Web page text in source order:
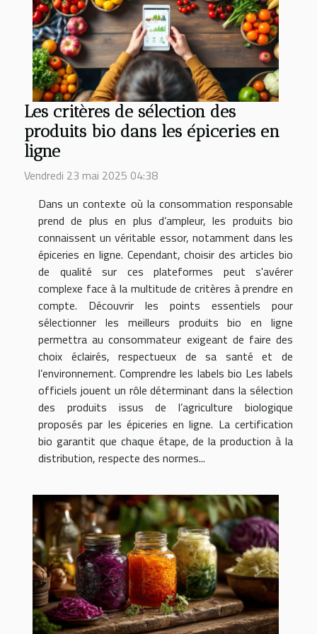
Les critères de sélection des
produits bio dans les épiceries en
ligne
Vendredi 23 mai 2025 04:38
Dans un contexte où la consommation responsable
prend de plus en plus d’ampleur, les produits bio
connaissent un véritable essor, notamment dans les
épiceries en ligne. Cependant, choisir des articles bio
de qualité sur ces plateformes peut s'avérer
complexe face à la multitude de critères à prendre en
compte. Découvrir les points essentiels pour
sélectionner les meilleurs produits bio en ligne
permettra au consommateur exigeant de faire des
choix éclairés, respectueux de sa santé et de
l’environnement. Comprendre les labels bio Les labels
officiels jouent un rôle déterminant dans la sélection
des produits issus de l’agriculture biologique
proposés par les épiceries en ligne. La certification
bio garantit que chaque étape, de la production à la
distribution, respecte des normes...